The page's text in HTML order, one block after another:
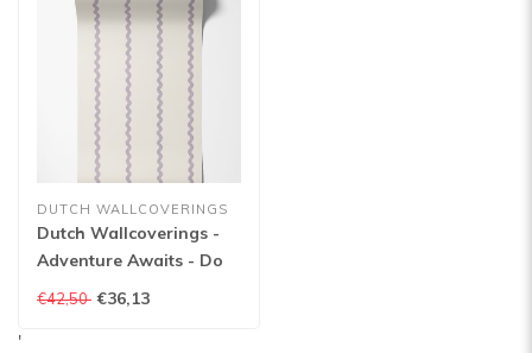
DUTCH WALLCOVERINGS
Dutch Wallcoverings -
Adventure Awaits - Do
The Wiggle Stripe Lilac -
€42,50 €36,13
'